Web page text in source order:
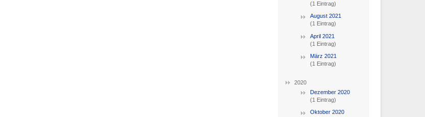
(1 Eintrag)
August 2021
(1 Eintrag)
April 2021
(1 Eintrag)
März 2021
(1 Eintrag)
2020
Dezember 2020
(1 Eintrag)
Oktober 2020